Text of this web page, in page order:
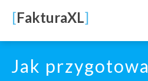
main
content
[FakturaXL]
Jak